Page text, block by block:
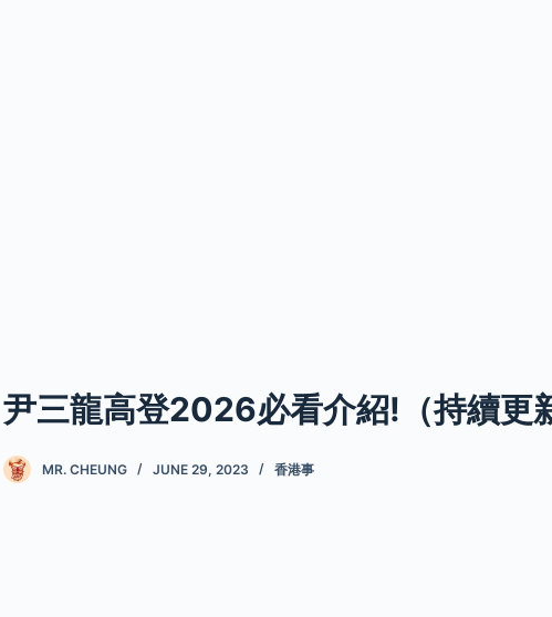
尹三龍高登2026必看介紹!（持續更
MR. CHEUNG JUNE 29, 2023 香港事